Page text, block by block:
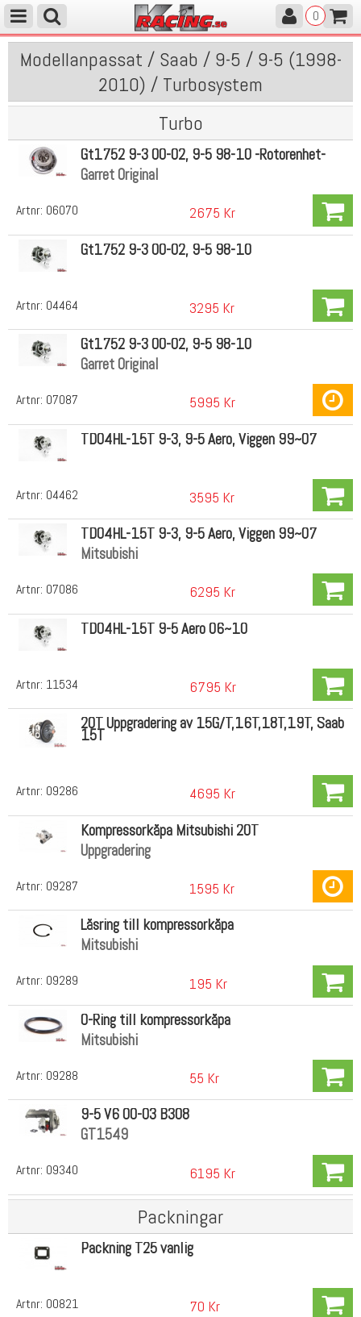
0
Modellanpassat / Saab / 9-5 / 9-5 (1998-
2010) / Turbosystem
Turbo
Artnr: 06070
Gt1752 9-3 00-02, 9-5 98-10 -Rotorenhet-
Garret Original
2675 Kr
Artnr: 04464
Gt1752 9-3 00-02, 9-5 98-10
3295 Kr
Artnr: 07087
Gt1752 9-3 00-02, 9-5 98-10
Garret Original
5995 Kr
Artnr: 04462
TD04HL-15T 9-3, 9-5 Aero, Viggen 99~07
3595 Kr
Artnr: 07086
TD04HL-15T 9-3, 9-5 Aero, Viggen 99~07
Mitsubishi
6295 Kr
Artnr: 11534
TD04HL-15T 9-5 Aero 06~10
6795 Kr
Artnr: 09286
20T Uppgradering av 15G/T,16T,18T,19T, Saab
15T
4695 Kr
Artnr: 09287
Kompressorkåpa Mitsubishi 20T
Uppgradering
1595 Kr
Artnr: 09289
Låsring till kompressorkåpa
Mitsubishi
195 Kr
Artnr: 09288
O-Ring till kompressorkåpa
Mitsubishi
55 Kr
Artnr: 09340
9-5 V6 00-03 B308
GT1549
6195 Kr
Packningar
Artnr: 00821
Packning T25 vanlig
70 Kr